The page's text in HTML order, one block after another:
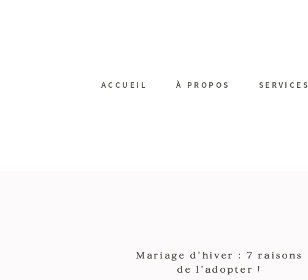
ACCUEIL À PROPOS SERVICES
Mariage d’hiver : 7 raisons
de l’adopter !